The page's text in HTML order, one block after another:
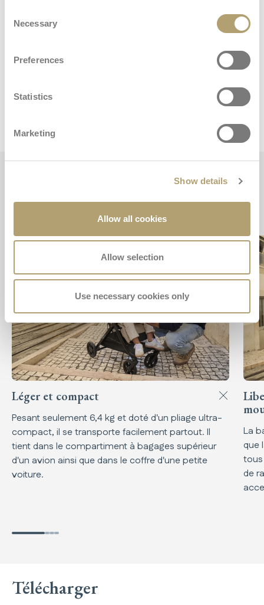
Selection
Necessary
Preferences
Statistics
Marketing
Show details
Allow all cookies
Allow selection
Use necessary cookies only
principales
Léger et compact
Pesant seulement 6,4 kg et doté d'un pliage ultra-
compact, il se transporte facilement partout. Il
tient dans le compartiment à bagages supérieur
d'un avion ainsi que dans le coffre d'une petite
voiture.
La
que
tous
de
Télécharger